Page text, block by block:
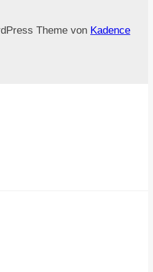
Theme von Kadence